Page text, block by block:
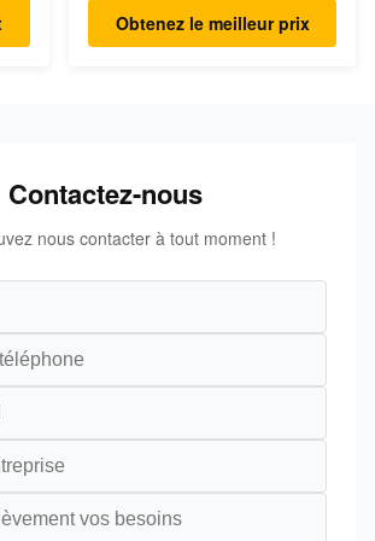
KB15 30Bar 15kw 20hp à
faible bruit
Obtenez le meilleur prix
Contactez-nous
nous contacter à tout moment !